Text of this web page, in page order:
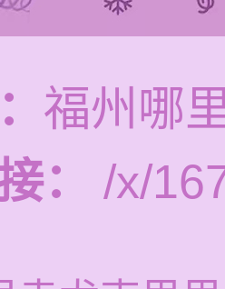
福州哪
：
/x/